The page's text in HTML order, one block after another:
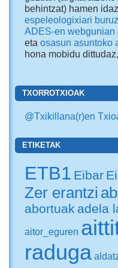
behintzat) hamen
espeleologixiari
ADES-en webgunian
eta osasun asuntoko
hona mobidu dittudaz
TXORROTXIOAK
@Txikillana(r)en
ETIKETAK
ETB1 Eibar
Zer erantzi
abortuak adela
aitor_eguren
raduga